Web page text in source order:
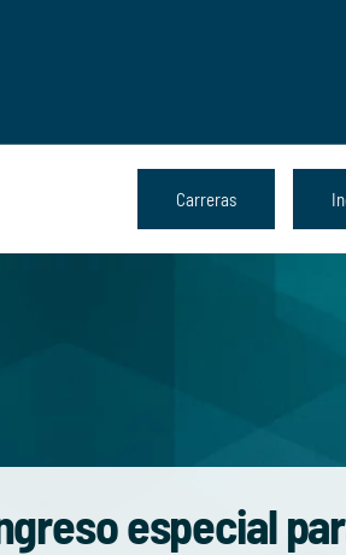
Carreras
especial